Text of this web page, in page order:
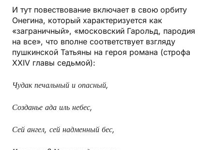
И тут повествование включает в свою орбиту
Онегина, который характеризуется как
«заграничный», «московский Гарольд, пародия
на все», что вполне соответствует взгляду
пушкинской Татьяны на героя романа (строфа
XXIV главы седьмой):
Чудак печальный и опасный,
Созданье ада иль небес,
Сей ангел, сей надменный бес,